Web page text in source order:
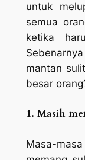
untuk
semua
ketika
mantan
besar
1. Masih
Masa-